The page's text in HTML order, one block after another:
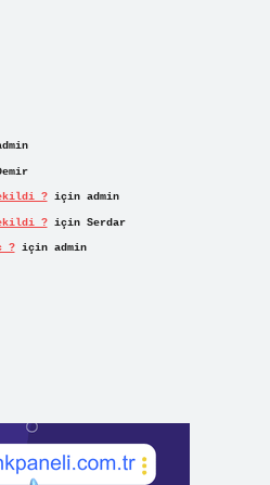
?için admin
?için Serdar
?için admin